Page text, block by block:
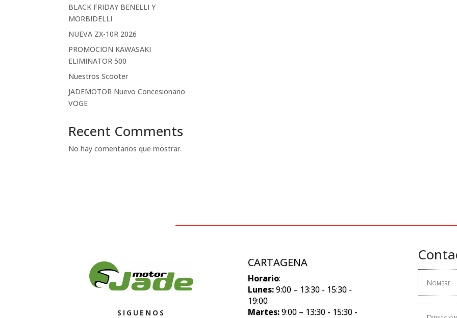
BLACK FRIDAY BENELLI Y
MORBIDELLI
NUEVA ZX-10R 2026
PROMOCION KAWASAKI
ELIMINATOR 500
Nuestros Scooter
JADEMOTOR Nuevo Concesionario
VOGE
Recent Comments
No hay comentarios que mostrar.
SIGUENOS
CARTAGENA
Horario:
Lunes:9:00 – 13:30 - 15:30 -
19:00
Martes:9:00 – 13:30 - 15:30 -